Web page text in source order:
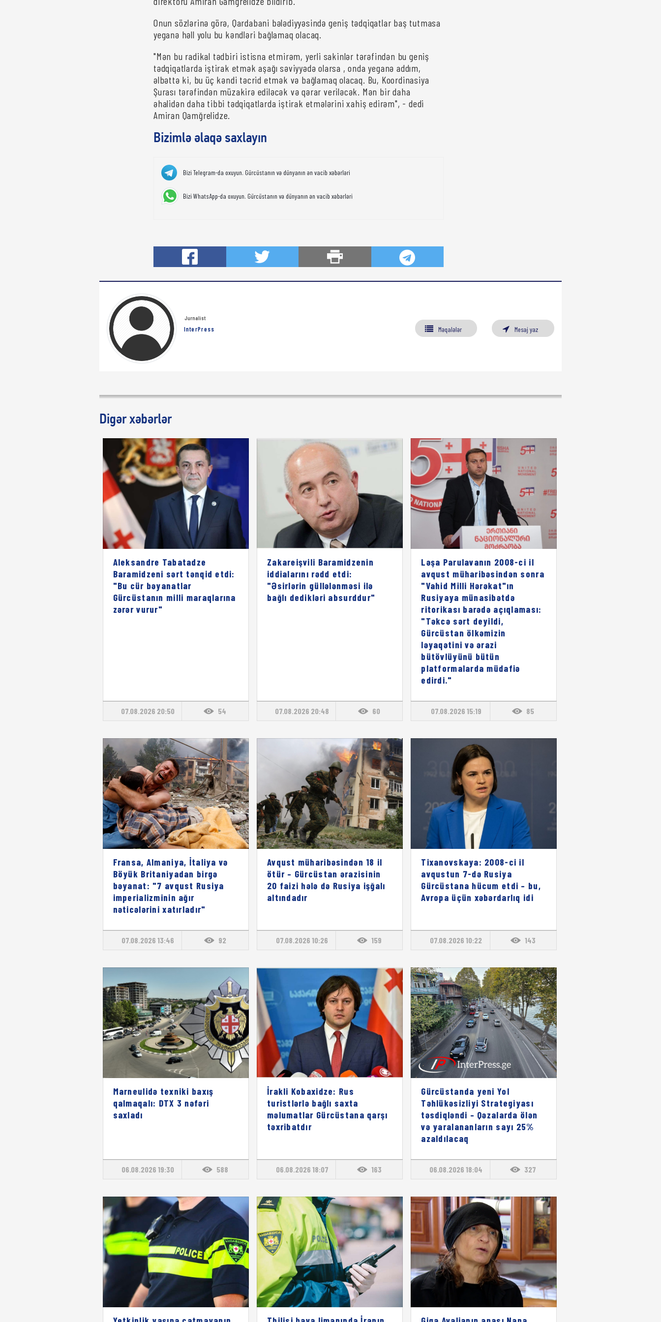
Onun sözlərinə görə, Qardabani bələdiyyəsində geniş tədqiqatlar baş tutmasa
yeganə həll yolu bu kəndləri bağlamaq olacaq.
"Mən bu radikal tədbiri istisna etmirəm, yerli sakinlər tərəfindən bu geniş
tədqiqatlarda iştirak etmək aşağı səviyyədə olarsa , onda yeganə addım,
əlbəttə ki, bu üç kəndi təcrid etmək və bağlamaq olacaq. Bu, Koordinasiya
Şurası tərəfindən müzakirə ediləcək və qərar veriləcək. Mən bir daha
əhalidən daha tibbi tədqiqatlarda iştirak etmələrini xahiş edirəm", - dedi
Amiran Qamğrelidze.
Bizimlə əlaqə saxlayın
Bizi Telegram-da oxuyun. Gürcüstanın və dünyanın ən vacib xəbərləri
Bizi WhatsApp-da oxuyun. Gürcüstanın və dünyanın ən vacib xəbərləri
Jurnalist
InterPress Məqalələr Mesaj yaz
Digər xəbərlər
Aleksandre Tabatadze
Baramidzeni sərt tənqid etdi:
"Bu cür bəyanatlar
Gürcüstanın milli maraqlarına
zərər vurur"
07.08.2026 20:50 54
Zakareişvili Baramidzenin
iddialarını rədd etdi:
"Əsirlərin güllələnməsi ilə
bağlı dedikləri absurddur"
07.08.2026 20:48 60
Ləşa Parulavanın 2008-ci il
avqust müharibəsindən sonra
"Vahid Milli Hərəkat"ın
Rusiyaya münasibətdə
ritorikası barədə açıqlaması:
"Təkcə sərt deyildi,
Gürcüstan ölkəmizin
ləyaqətini və ərazi
bütövlüyünü bütün
platformalarda müdafiə
edirdi."
07.08.2026 15:19 85
Fransa, Almaniya, İtaliya və
Böyük Britaniyadan birgə
bəyanat: "7 avqust Rusiya
imperializminin ağır
nəticələrini xatırladır"
07.08.2026 13:46 92
Avqust müharibəsindən 18 il
ötür – Gürcüstan ərazisinin
20 faizi hələ də Rusiya işğalı
altındadır
07.08.2026 10:26 159
Tixanovskaya: 2008-ci il
avqustun 7-də Rusiya
Gürcüstana hücum etdi – bu,
Avropa üçün xəbərdarlıq idi
07.08.2026 10:22 143
Marneulidə texniki baxış
qalmaqalı: DTX 3 nəfəri
saxladı
06.08.2026 19:30 588
İrakli Kobaxidze: Rus
turistlərlə bağlı saxta
məlumatlar Gürcüstana qarşı
təxribatdır
06.08.2026 18:07 163
Gürcüstanda yeni Yol
Təhlükəsizliyi Strategiyası
təsdiqləndi – Qəzalarda ölən
və yaralananların sayı 25%
azaldılacaq
06.08.2026 18:04 327